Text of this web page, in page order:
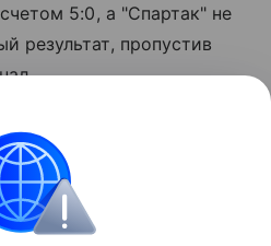
5:0, а "Спартак" не
результат, пропустив
игр:
августа
(мск).